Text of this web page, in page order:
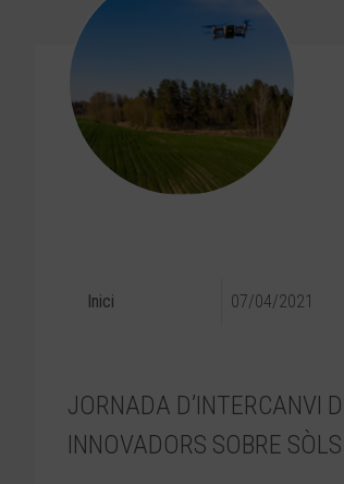
Inici 07/04/2021
JORNADA D’INTERCANVI
INNOVADORS SOBRE SÒLS